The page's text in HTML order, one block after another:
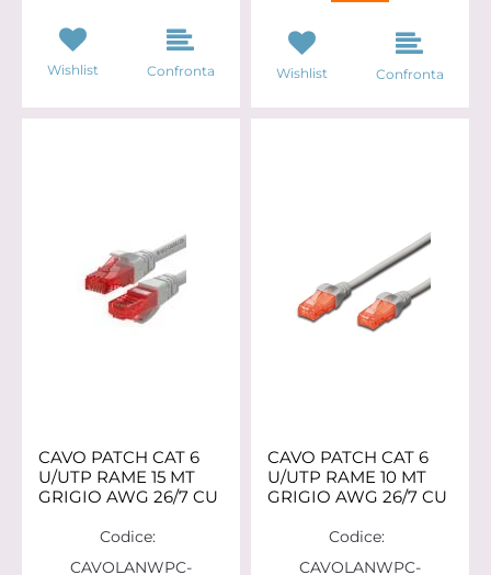
Wishlist Confronta Wishlist Confronta
CAVO PATCH CAT 6
U/UTP RAME 15 MT
GRIGIO AWG 26/7 CU
Codice:
CAVOLANWPC-
CAVO PATCH CAT 6
U/UTP RAME 10 MT
GRIGIO AWG 26/7 CU
Codice:
CAVOLANWPC-